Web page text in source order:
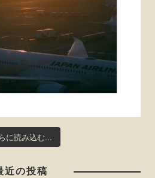
に読み込む...
近の投稿